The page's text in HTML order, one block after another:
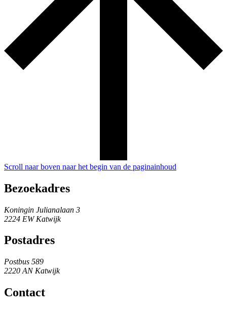
Scroll naar boven naar het begin van de paginainhoud
Bezoekadres
Koningin Julianalaan 3
2224 EW Katwijk
Postadres
Postbus 589
2220 AN Katwijk
Contact